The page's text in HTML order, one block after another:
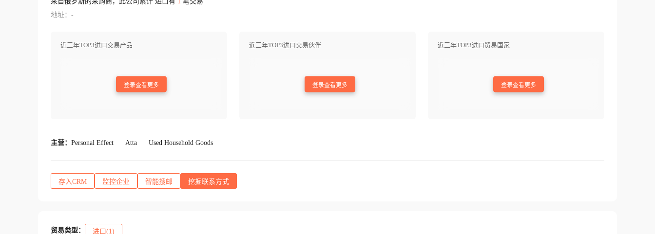
地址：-
近三年TOP3进口交易产品
登录查看更多
近三年TOP3进口交易伙伴
登录查看更多
近三年TOP3进口贸易国家
登录查看更多
主营： Personal Effect Atta Used Household Goods
存入CRM 监控企业 智能搜邮 挖掘联系方式
贸易类型： 进口(1)